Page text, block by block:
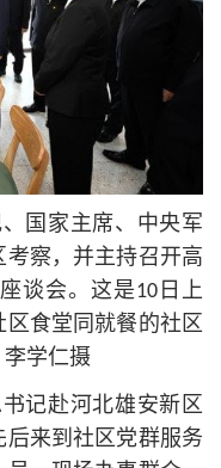
、国家主席、中央军
察，并主持召开高
谈会。这是10日上
食堂同就餐的社区
学仁摄
书记赴河北雄安新区
来到社区党群服务